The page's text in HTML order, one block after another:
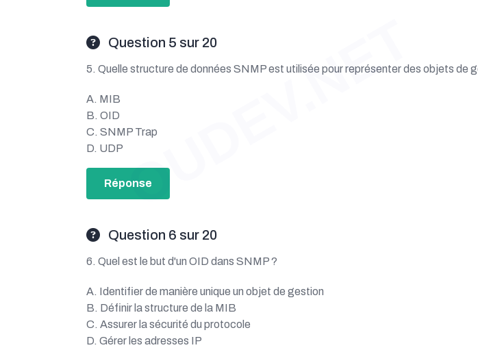
Question 5 sur 20
5. Quelle structure de données SNMP est utilisée pour représenter des objets de
A. MIB
B. OID
C. SNMP Trap
D. UDP
Réponse
Question 6 sur 20
6. Quel est le but d'un OID dans SNMP ?
A. Identifier de manière unique un objet de gestion
B. Définir la structure de la MIB
C. Assurer la sécurité du protocole
D. Gérer les adresses IP
OUDEV.NET